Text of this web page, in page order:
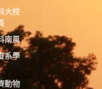
大校
南風
系學
動物